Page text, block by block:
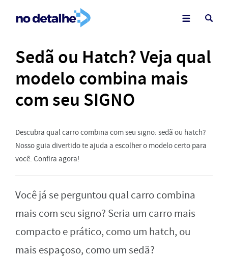
Sedã ou Hatch? Veja qual
modelo combina mais
com seu SIGNO
Descubra qual carro combina com seu signo: sedã ou hatch?
Nosso guia divertido te ajuda a escolher o modelo certo para
você. Confira agora!
Você já se perguntou qual carro combina
mais com seu signo? Seria um carro mais
compacto e prático, como um hatch, ou
mais espaçoso, como um sedã?